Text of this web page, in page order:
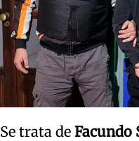
Se trata de Facundo